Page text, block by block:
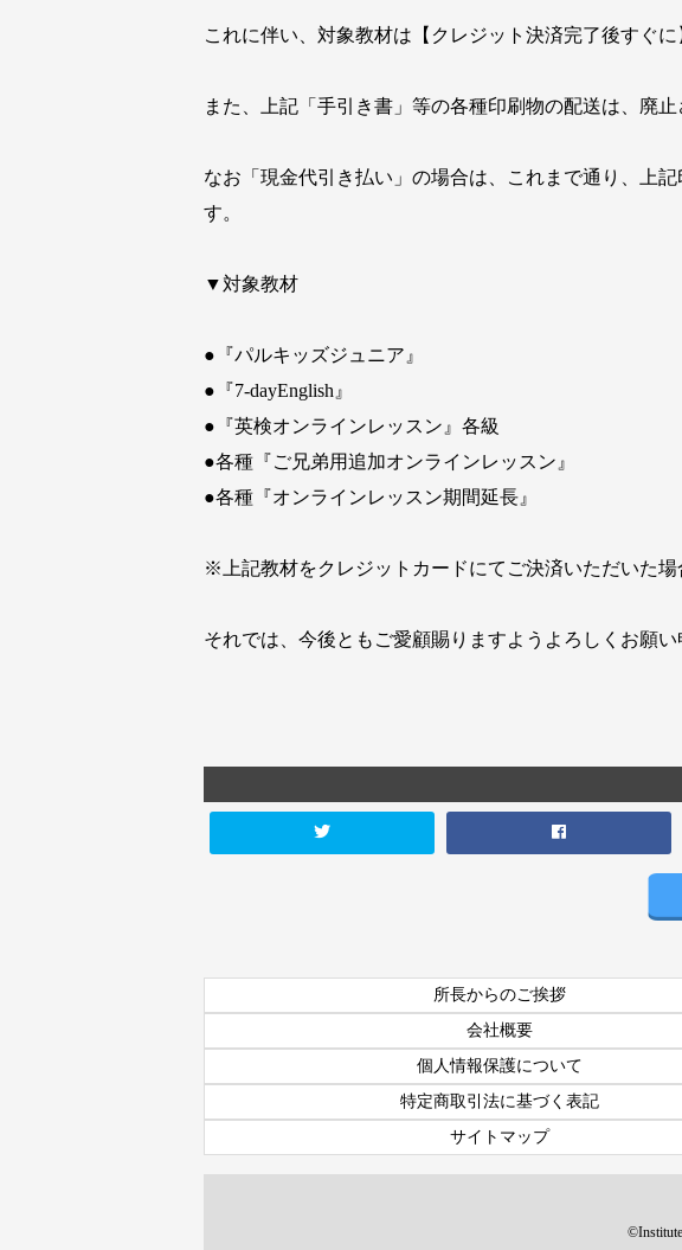
これに伴い、対象教材は【クレジット決済完了後すぐ
また、上記「手引き書」等の各種印刷物の配送は、廃止
なお「現金代引き払い」の場合は、これまで通り、上
す。
▼対象教材
●『パルキッズジュニア』
●『7-dayEnglish』
●『英検オンラインレッスン』各級
●各種『ご兄弟用追加オンラインレッスン』
●各種『オンラインレッスン期間延長』
※上記教材をクレジットカードにてご決済いただいた
それでは、今後ともご愛顧賜りますようよろしくお願い
所長からのご挨拶
会社概要
個人情報保護について
特定商取引法に基づく表記
サイトマップ